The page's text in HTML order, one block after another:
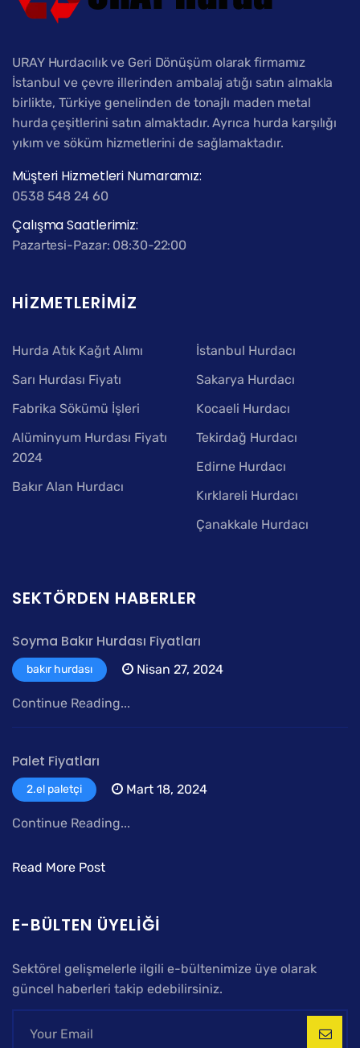
URAY Hurdacılık ve Geri Dönüşüm olarak firmamız
İstanbul ve çevre illerinden ambalaj atığı satın almakla
birlikte, Türkiye genelinden de tonajlı maden metal
hurda çeşitlerini satın almaktadır. Ayrıca hurda karşılığı
yıkım ve söküm hizmetlerini de sağlamaktadır.
Müşteri Hizmetleri Numaramız:
0538 548 24 60
Çalışma Saatlerimiz:
Pazartesi-Pazar: 08:30-22:00
HIZMETLERIMIZ
Hurda Atık Kağıt Alımı
Sarı Hurdası Fiyatı
Fabrika Sökümü İşleri
Alüminyum Hurdası Fiyatı
2024
Bakır Alan Hurdacı
İstanbul Hurdacı
Sakarya Hurdacı
Kocaeli Hurdacı
Tekirdağ Hurdacı
Edirne Hurdacı
Kırklareli Hurdacı
Çanakkale Hurdacı
SEKTÖRDEN HABERLER
Soyma Bakır Hurdası Fiyatları
bakır hurdası Nisan 27, 2024
Continue Reading...
Palet Fiyatları
2.el paletçi Mart 18, 2024
Continue Reading...
Read More Post
E-BÜLTEN ÜYELIĞI
Sektörel gelişmelerle ilgili e-bültenimize üye olarak
güncel haberleri takip edebilirsiniz.